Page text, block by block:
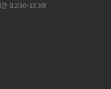
(12:30~13:30)